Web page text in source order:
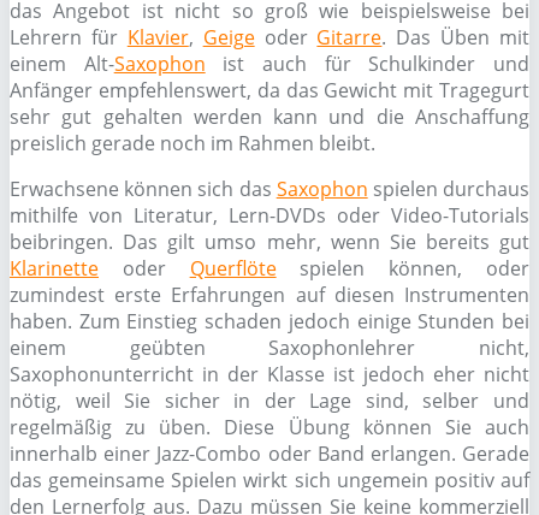
das Angebot ist nicht so groß wie beispielsweise bei
Lehrern für Klavier, Geigeoder Gitarre. Das Üben mit
einem Alt-Saxophon ist auch für Schulkinder und
Anfänger empfehlenswert, da das Gewicht mit Tragegurt
sehr gut gehalten werden kann und die Anschaffung
preislich gerade noch im Rahmen bleibt.
Erwachsene können sich das Saxophon spielen durchaus
mithilfe von Literatur, Lern-DVDs oder Video-Tutorials
beibringen. Das gilt umso mehr, wenn Sie bereits gut
Klarinette oder Querflötespielen können, oder
zumindest erste Erfahrungen auf diesen Instrumenten
haben. Zum Einstieg schaden jedoch einige Stunden bei
einem geübten Saxophonlehrer nicht,
Saxophonunterricht in der Klasse ist jedoch eher nicht
nötig, weil Sie sicher in der Lage sind, selber und
regelmäßig zu üben. Diese Übung können Sie auch
innerhalb einer Jazz-Combo oder Band erlangen. Gerade
das gemeinsame Spielen wirkt sich ungemein positiv auf
den Lernerfolg aus. Dazu müssen Sie keine kommerziell